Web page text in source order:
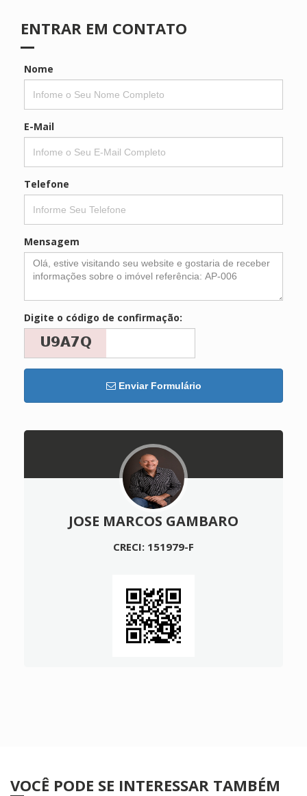
ENTRAR EM CONTATO
Nome
E-Mail
Telefone
Mensagem
Digite o código de confirmação:
Enviar Formulário
JOSE MARCOS GAMBARO
CRECI: 151979-F
VOCÊ PODE SE INTERESSAR TAMBÉM